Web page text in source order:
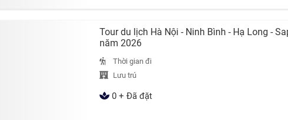
Tour du lịch Hà Nội - Ninh Bình - Hạ Long -
năm 2026
Thời gian đi
Lưu trú
0 + Đã đặt